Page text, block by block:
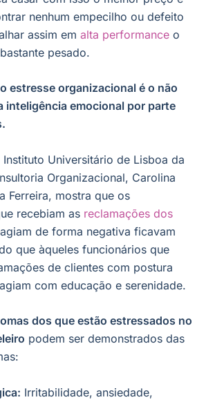
nenhum empecilho ou defeito
assim em alta performance o
pesado.
estresse organizacional é o não
inteligência emocional por parte
Universitário de Lisboa da
Organizacional, Carolina
Ferreira, mostra que os
recebiam as reclamações dos
de forma negativa ficavam
que àqueles funcionários que
de clientes com postura
com educação e serenidade.
dos que estão estressados no
podem ser demonstrados das
Irritabilidade, ansiedade,